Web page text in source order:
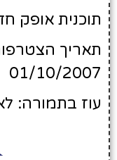
תוכנית אופק
תאריך
01/10/2007
עוז בתמורה: